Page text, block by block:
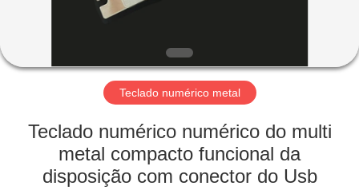
EXCURSÃO
FÁBRICA
CONTROLE
Teclado numérico metal
Teclado numérico numérico do multi
metal compacto funcional da
disposição com conector do Usb